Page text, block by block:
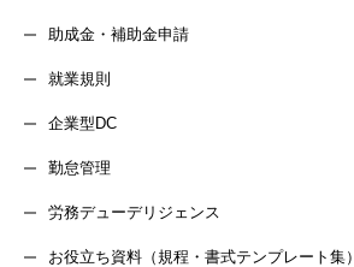
助成金・補助金申請
就業規則
企業型DC
勤怠管理
労務デューデリジェンス
お役立ち資料（規程・書式テンプレート集）